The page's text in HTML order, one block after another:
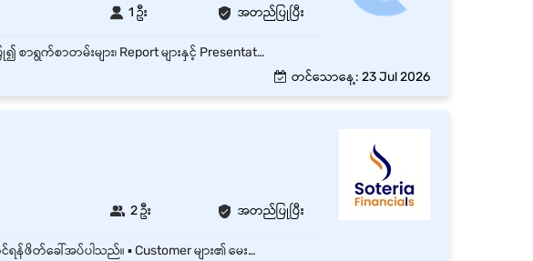
1 ဦး အတည်ပြုပြီး
Microsoft Office (Word, Excel, PowerPoint) ကို ကျွမ်းကျင်စွာ အသုံးပြု၍ စာရွက်စာတမ်းများ၊ Report များနှင့် Presentation များ ပြင်ဆင်ရေးဆွဲခြင်း။ Excel ဖြင့် Data Entry, Data Analysis, Formula, Pivot Table, VLOOKUP/XLOOKUP နှင့် Chart များ ပြုလုပ်ခြင်း။ Email များ ပို့ခြင်း၊ လက်ခံခြင်းနှင့် Online Communication ကို ထိရောက်စွာ စီမံခန့်ခွဲခြင်း။ Data များကို စနစ်တကျ သိမ်းဆည်းခြင်း၊ Update ပြုလုပ်ခြင်းနှင့် Backup ပြုလုပ်ခြင်း။ Report များကို အချိန်မီ ပြင်ဆင်တင်ပြခြင်း။ Office Equipment (Printer, Scanner, Copier) များကို အသုံးပြုနိုင်ခြင်း။ လိုအပ်သည့် အခြား Administrative နှင့် Computer-related လုပ်ငန်းများကို ဆောင်ရွက်ခြင်း။ Company Policy နှင့် SOP များကို လိုက်နာဆောင်ရွက်ခြင်း။
တင်သောနေ့: 23 Jul 2026
2 ဦး အတည်ပြုပြီး
Soteria Financials အာမခံကိုယ်စားလှယ်လုပ်ငန်းတွင် တာဝန်ထမ်းဆောင်ရန်ဖိတ်ခေါ်အပ်ပါသည်။ ▪️ Customer များ၏ မေးမြန်းမှုများကို Phone, Viber နှင့် Email မှတစ်ဆင့် ယဉ်ကျေးပျူငှာစွာ ဖြေကြားပေးခြင်း။ ▪️ Customer များ၏ လိုအပ်ချက်များကို နားလည်ပြီး သင့်လျော်သော ဝန်ဆောင်မှုများ ပေးအပ်ခြင်း။ ▪️ Customer Records နှင့် Documents များကို စနစ်တကျ စီမံထိန်းသိမ်းခြင်း။ ▪️ သက်ဆိုင်ရာဌာနများနှင့် ပူးပေါင်းဆောင်ရွက်၍ Customer Service အရည်အသွေး တိုးတက်စေရန် ကူညီဆောင်ရွက်ခြင်း။ ▪️ Company Policies နှင့် Procedures များကို လိုက်နာ၍ တာဝန်ထမ်းဆောင်ခြင်း။